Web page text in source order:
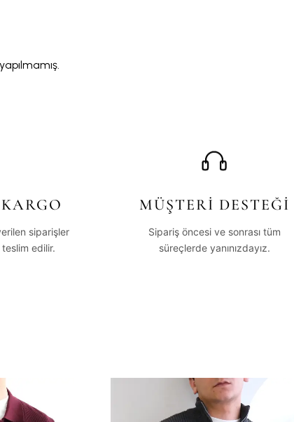
siparişler
edilir.
MÜŞTERİ DESTEĞİ
Sipariş öncesi ve sonrası tüm
süreçlerde yanınızdayız.